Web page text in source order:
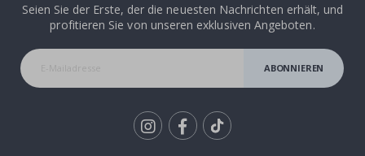
Seien Sie der Erste, der die neuesten Nachrichten erhält, und
profitieren Sie von unseren exklusiven Angeboten.
ABONNIEREN